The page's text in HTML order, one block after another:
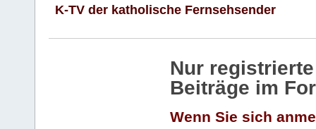
K-TV der katholische Fernsehsender
Nur
Beiträge im
Wenn Sie sich